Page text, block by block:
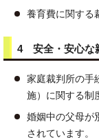
養育費に関する
4 安全・安心な
家庭裁判所の手
施）に関する制
婚姻中の父母が
されています。